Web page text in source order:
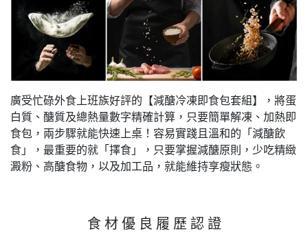
廣受忙碌外食上班族好評的【減醣冷凍即食包套組】，將蛋
白質、醣質及總熱量數字精確計算，只要簡單解凍、加熱即
食包，兩步驟就能快速上桌！容易實踐且溫和的「減醣飲
食」，最重要的就「擇食」，只要掌握減醣原則，少吃精緻
澱粉、高醣食物，以及加工品，就能維持享瘦狀態。
食 材 優 良 履 歷 認 證